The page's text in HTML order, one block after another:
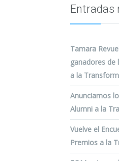
Entradas
Tamara
ganadores de
a la
Anunciamos
Alumni a la
Vuelve el
Premios a la